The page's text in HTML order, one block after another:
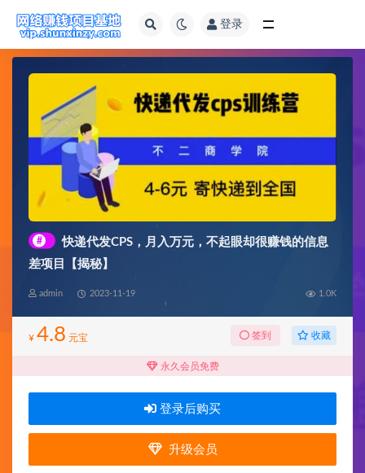
登录
#
快递代发CPS，月入万元，不起眼却很赚钱的信息
差项目【揭秘】
admin 2023-11-19 1.0K
¥ 4.8 元宝 签到 收藏
永久会员免费
登录后购买
升级会员